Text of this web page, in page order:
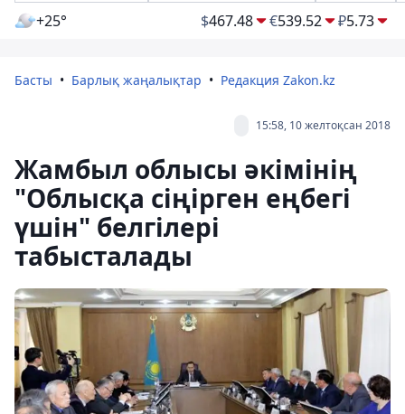
+25° $467.48 €539.52 ₽5.73
Басты Барлық жаңалықтар Редакция Zakon.kz
15:58, 10 желтоқсан 2018
Жамбыл облысы әкімінің
"Облысқа сіңірген еңбегі
үшін" белгілері
табысталады